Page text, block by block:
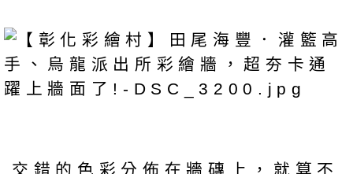
交錯的色彩分佈在牆磚上，就算不